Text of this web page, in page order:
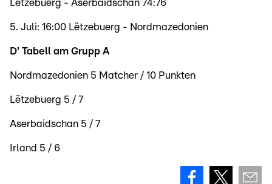
Lëtzebuerg - Aserbaidschan 74:76
5. Juli: 16:00 Lëtzebuerg - Nordmazedonien
D' Tabell am Grupp A
Nordmazedonien 5 Matcher / 10 Punkten
Lëtzebuerg 5 / 7
Aserbaidschan 5 / 7
Irland 5 / 6